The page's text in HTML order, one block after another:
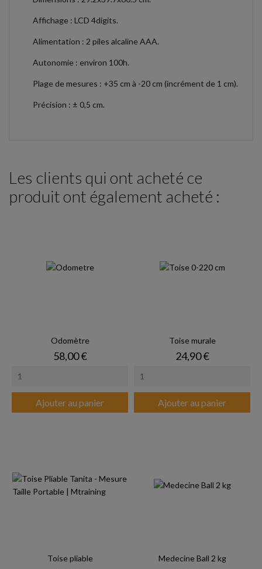
Affichage : LCD 4digits.
Alimentation : 2 piles alcaline AAA.
Autonomie : environ 100h.
Plage de mesures : +35 cm à -20 cm (incrément de 1 cm).
Précision : ± 0,5 cm.
Les clients qui ont acheté ce
produit ont également acheté :
Odomètre
Prix
58,00 €
Ajouter au panier
Toise murale
Prix
24,90 €
Ajouter au panier
Toise pliable Medecine Ball 2 kg